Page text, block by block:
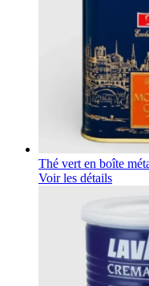
Thé vert en boîte
Voir les détails